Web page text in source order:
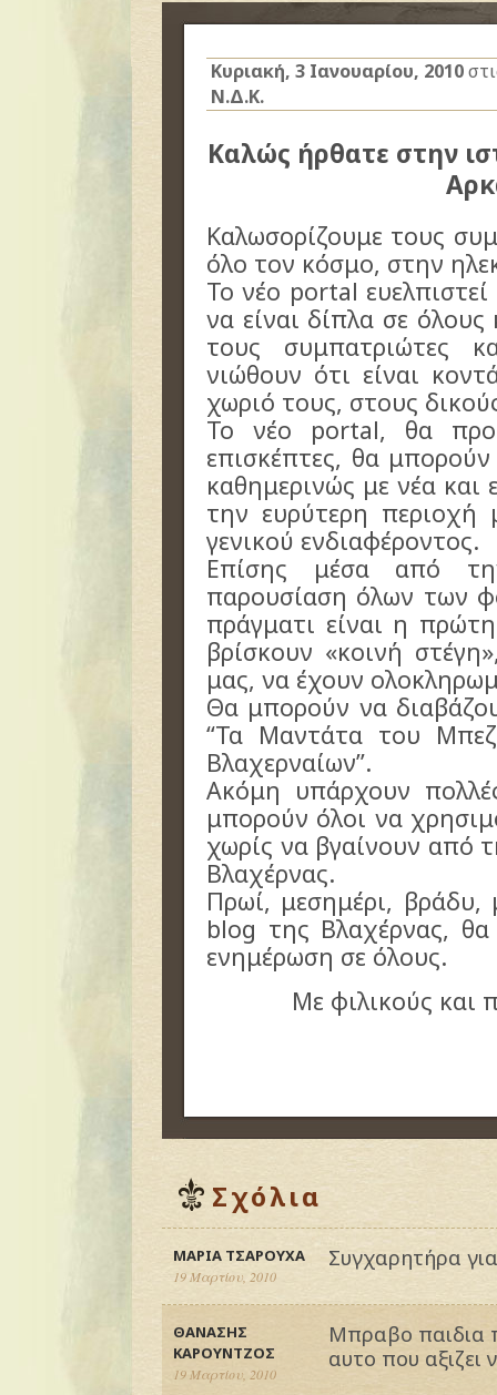
Κυριακή, 3 Ιανουαρίου, 2010
Ν.Δ.Κ.
Καλώς ήρθατε στην
Καλωσορίζουμε τους
όλο τον κόσμο, στην
Το νέο portal
να είναι δίπλα σε
τους συμπατριώτες
νιώθουν ότι είναι
χωριό τους, στους
Το νέο portal, θα
επισκέπτες, θα
καθημερινώς με νέα και
την ευρύτερη περιοχή
γενικού ενδιαφέροντος.
Επίσης μέσα από
παρουσίαση όλων των
πράγματι είναι η
βρίσκουν «κοινή
μας, να έχουν
Θα μπορούν να
“Τα Μαντάτα του
Βλαχερναίων”.
Ακόμη υπάρχουν
μπορούν όλοι να
χωρίς να βγαίνουν από
Βλαχέρνας.
Πρωί, μεσημέρι,
blog της Βλαχέρνας,
ενημέρωση σε όλους.
Με φιλικούς και
Σχόλια
ΜΑΡΙΑ ΤΣΑΡΟΥΧΑ
19 Μαρτίου, 2010
Συγχαρητήρα
ΘΑΝΑΣΗΣ
ΚΑΡΟΥΝΤΖΟΣ
19 Μαρτίου, 2010
Μπραβο παιδια
αυτο που αξιζει